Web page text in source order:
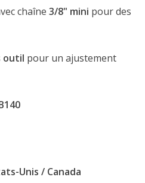
chaîne 3/8" mini pour des
outil pour un ajustement
Unis / Canada